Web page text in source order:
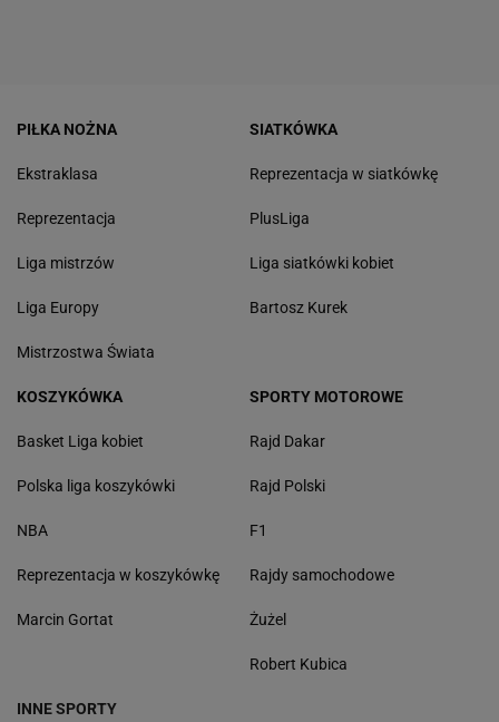
PIŁKA NOŻNA
Ekstraklasa
Reprezentacja
Liga mistrzów
Liga Europy
Mistrzostwa Świata
SIATKÓWKA
Reprezentacja w siatkówkę
PlusLiga
Liga siatkówki kobiet
Bartosz Kurek
KOSZYKÓWKA
Basket Liga kobiet
Polska liga koszykówki
NBA
Reprezentacja w koszykówkę
Marcin Gortat
SPORTY MOTOROWE
Rajd Dakar
Rajd Polski
F1
Rajdy samochodowe
Żużel
Robert Kubica
INNE SPORTY